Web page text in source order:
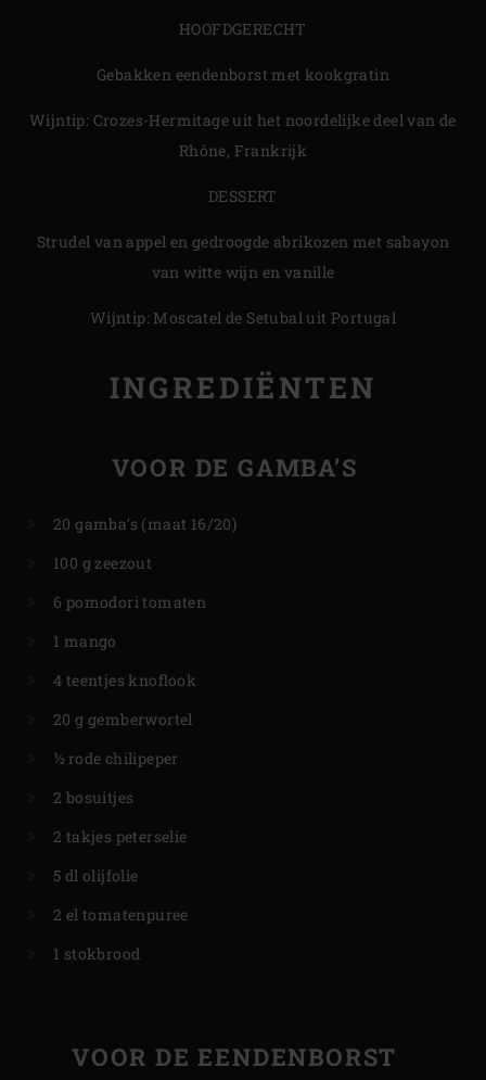
HOOFDGERECHT
Gebakken eendenborst met kookgratin
Wijntip: Crozes-Hermitage uit het noordelijke deel van de
Rhône, Frankrijk
DESSERT
Strudel van appel en gedroogde abrikozen met sabayon
van witte wijn en vanille
Wijntip: Moscatel de Setubal uit Portugal
INGREDIËNTEN
VOOR DE GAMBA’S
20 gamba’s (maat 16/20)
100 g zeezout
6 pomodori tomaten
1 mango
4 teentjes knoflook
20 g gemberwortel
½ rode chilipeper
2 bosuitjes
2 takjes peterselie
5 dl olijfolie
2 el tomatenpuree
1 stokbrood
VOOR DE EENDENBORST